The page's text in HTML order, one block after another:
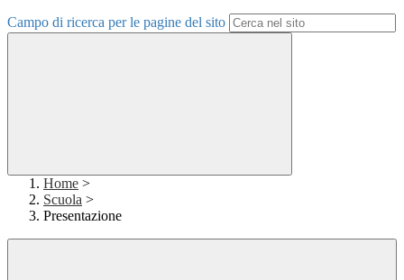
Campo di ricerca per le pagine del sito
Home >
Scuola >
Presentazione